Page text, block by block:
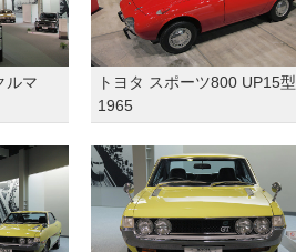
ルマ
トヨタ スポーツ800 UP15型
1965